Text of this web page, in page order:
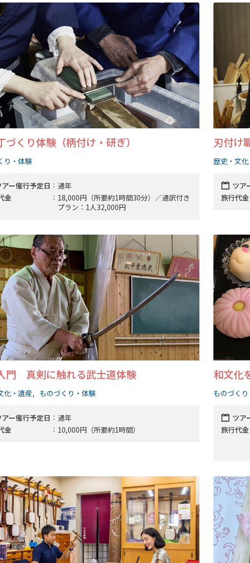
づくり体験（柄付け・研ぎ）
り・体験
アー催行予定日
通年
金
18,000円（所要約1時間30分）／通訳付き
プラン：1人32,000円
刃付け
歴史・文
ツア
旅行代金
門 真剣に触れる武士道体験
化・遺産 ものづくり・体験
アー催行予定日
通年
金
10,000円（所要約1時間）
和文化
ものづく
ツア
旅行代金